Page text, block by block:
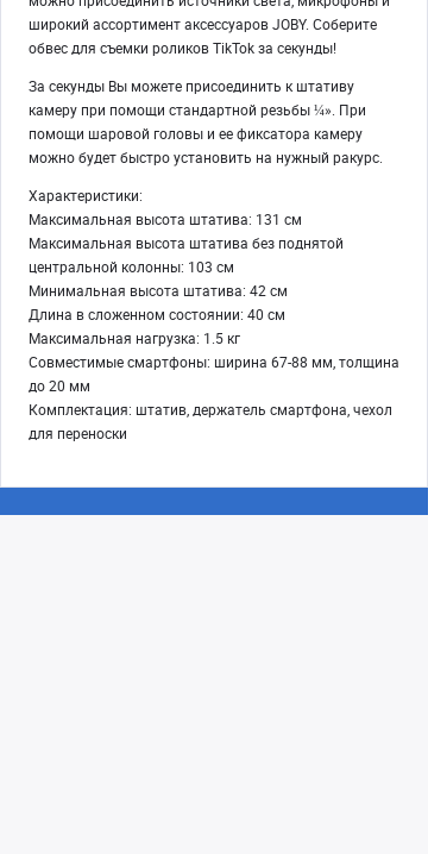
широкий ассортимент аксессуаров JOBY. Соберите
обвес для съемки роликов TikTok за секунды!
За секунды Вы можете присоединить к штативу
камеру при помощи стандартной резьбы ¼». При
помощи шаровой головы и ее фиксатора камеру
можно будет быстро установить на нужный ракурс.
Характеристики:
Максимальная высота штатива: 131 см
Максимальная высота штатива без поднятой
центральной колонны: 103 см
Минимальная высота штатива: 42 см
Длина в сложенном состоянии: 40 см
Максимальная нагрузка: 1.5 кг
Совместимые смартфоны: ширина 67-88 мм, толщина
до 20 мм
Комплектация: штатив, держатель смартфона, чехол
для переноски